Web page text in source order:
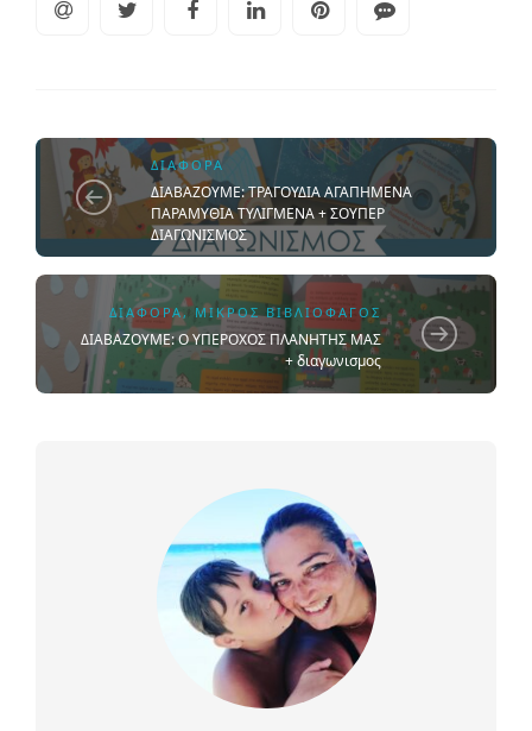
ΔΙΆΦΟΡΑ
ΔΙΑΒΑΖΟΥΜΕ: ΤΡΑΓΟΥΔΙΑ ΑΓΑΠΗΜΕΝΑ
ΠΑΡΑΜΥΘΙΑ ΤΥΛΙΓΜΕΝΑ + ΣΟΥΠΕΡ
ΔΙΑΓΩΝΙΣΜΟΣ
ΔΙΆΦΟΡΑ, ΜΙΚΡΌΣ ΒΙΒΛΙΟΦΆΓΟΣ
ΔΙΑΒΑΖΟΥΜΕ: Ο ΥΠΕΡΟΧΟΣ ΠΛΑΝΗΤΗΣ ΜΑΣ
+ διαγωνισμος